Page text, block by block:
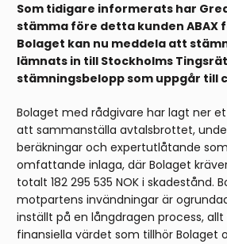
Som tidigare informerats har
stämma före detta kunden
Bolaget kan nu meddela att
lämnats in till Stockholms
stämningsbelopp som uppgår till
Bolaget med rådgivare har lagt ner
att sammanställa avtalsbrottet,
beräkningar och expertutlåtande
omfattande inlaga, där Bolaget
totalt 182 295 535 NOK i skadestånd.
motpartens invändningar är
inställt på en långdragen process,
finansiella värdet som tillhör Bolaget